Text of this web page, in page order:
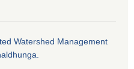
Watershed Management